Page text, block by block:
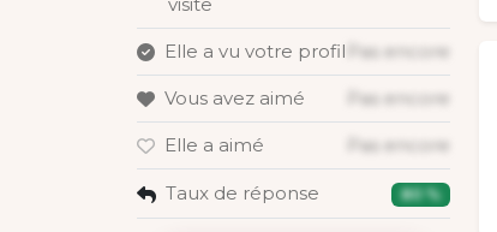
Elle a vu votre profil Pas encore
Vous avez aimé Pas encore
Elle a aimé Pas encore
Taux de réponse 80 %